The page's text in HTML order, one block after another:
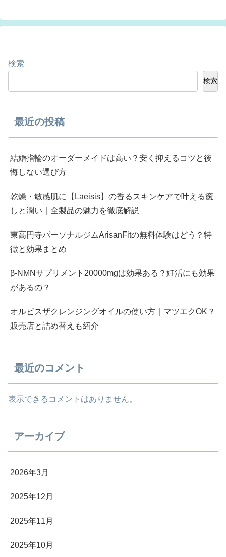
検索
検索
最近の投稿
結婚指輪のオーダーメイドは高い？安く抑えるコツと後
悔しない選び方
乾燥・敏感肌に【Laeisis】の香るスキンケアで叶える癒
しと潤い｜全製品の魅力を徹底解説
東高円寺パーソナルジムArisanFitの無料体験はどう？特
徴と効果まとめ
β-NMNサプリメント20000mgは効果ある？妊活にも効果
があるの？
オルビスザクレンジングオイルの使い方｜マツエクOK？
販売店と詰め替えも紹介
最近のコメント
表示できるコメントはありません。
アーカイブ
2026年3月
2025年12月
2025年11月
2025年10月